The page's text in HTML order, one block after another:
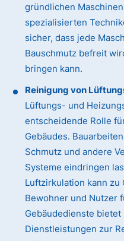
gründlichen
spezialisierten
sicher, dass jede
Bauschmutz befreit
bringen kann.
Reinigung von
Lüftungs- und
entscheidende Rolle
Gebäudes.
Schmutz und andere
Systeme eindringen
Luftzirkulation kann
Bewohner und Nutzer
Gebäudedienste
Dienstleistungen zur